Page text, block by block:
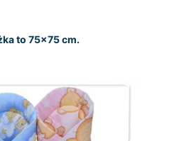
to 75×75 cm.